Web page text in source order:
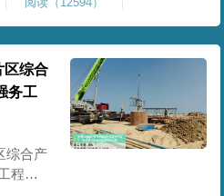
于
处理采
大吨
地密
间、
定运
基处
区综合
务工
综合产
程位